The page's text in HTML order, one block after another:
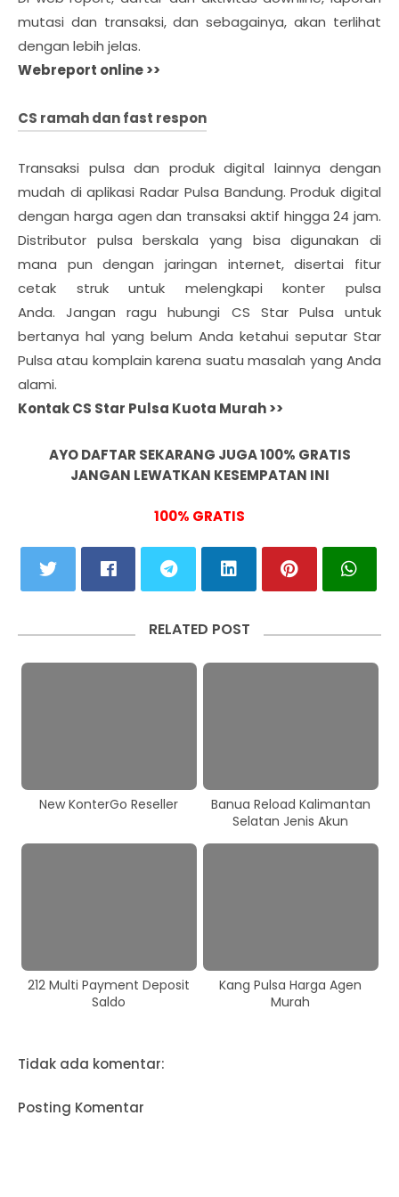
mutasi dan transaksi, dan sebagainya, akan terlihat
dengan lebih jelas.
Webreport online >>
CS ramah dan fast respon
Transaksi pulsa dan produk digital lainnya dengan
mudah di aplikasi Radar Pulsa Bandung. Produk digital
dengan harga agen dan transaksi aktif hingga 24 jam.
Distributor pulsa berskala yang bisa digunakan di
mana pun dengan jaringan internet, disertai fitur
cetak struk untuk melengkapi konter pulsa
Anda.Jangan ragu hubungi CS Star Pulsa untuk
bertanya hal yang belum Anda ketahui seputar Star
Pulsa atau komplain karena suatu masalah yang Anda
alami.
Kontak CS Star Pulsa Kuota Murah >>
AYO DAFTAR SEKARANG JUGA 100% GRATIS
JANGAN LEWATKAN KESEMPATAN INI
100% GRATIS
RELATED POST
New KonterGo Reseller
Banua Reload Kalimantan
Selatan Jenis Akun
212 Multi Payment Deposit
Saldo
Kang Pulsa Harga Agen
Murah
Tidak ada komentar:
Posting Komentar